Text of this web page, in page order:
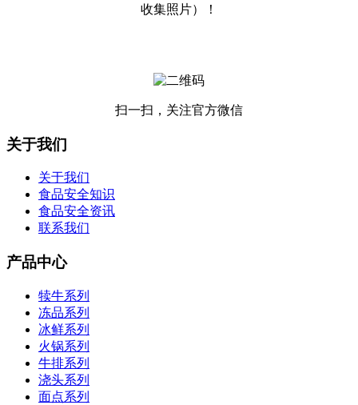
收集照片）！
扫一扫，关注官方微信
关于我们
关于我们
食品安全知识
食品安全资讯
联系我们
产品中心
犊牛系列
冻品系列
冰鲜系列
火锅系列
牛排系列
浇头系列
面点系列